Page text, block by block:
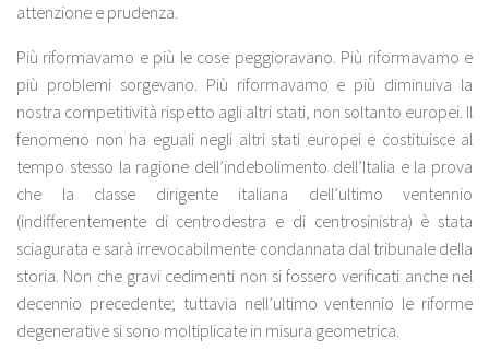
attenzione e prudenza.
Più riformavamo e più le cose peggioravano. Più riformavamo e
più problemi sorgevano. Più riformavamo e più diminuiva la
nostra competitività rispetto agli altri stati, non soltanto europei. Il
fenomeno non ha eguali negli altri stati europei e costituisce al
tempo stesso la ragione dell’indebolimento dell’Italia e la prova
che la classe dirigente italiana dell’ultimo ventennio
(indifferentemente di centrodestra e di centrosinistra) è stata
sciagurata e sarà irrevocabilmente condannata dal tribunale della
storia. Non che gravi cedimenti non si fossero verificati anche nel
decennio precedente; tuttavia nell’ultimo ventennio le riforme
degenerative si sono moltiplicate in misura geometrica.